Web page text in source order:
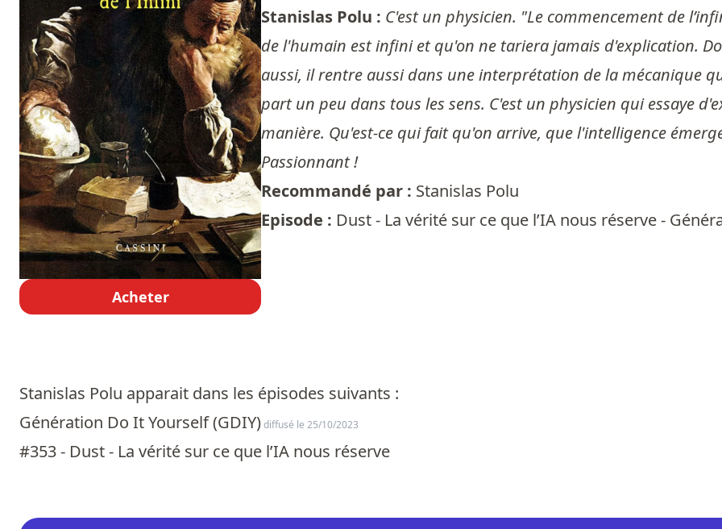
Acheter
Stanislas Polu : C'est un physicien. "Le commencement de
de l'humain est infini et qu'on ne tariera jamais d'explication.
aussi, il rentre aussi dans une interprétation de la mécanique
part un peu dans tous les sens. C'est un physicien qui essaye
manière. Qu'est-ce qui fait qu'on arrive, que l'intelligence
Passionnant !
Recommandé par : Stanislas Polu
Episode : Dust - La vérité sur ce que l’IA nous réserve -
Stanislas Polu apparait dans les épisodes suivants :
Génération Do It Yourself (GDIY)diffusé le 25/10/2023
#353 - Dust - La vérité sur ce que l’IA nous réserve
Prix littéraires